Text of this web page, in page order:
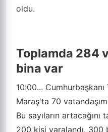
oldu.
Toplamda 284
bina var
10:00... Cumhurbaşkanı
Maraş'ta 70
Bu sayıların
200 kişi yaralandı. 300